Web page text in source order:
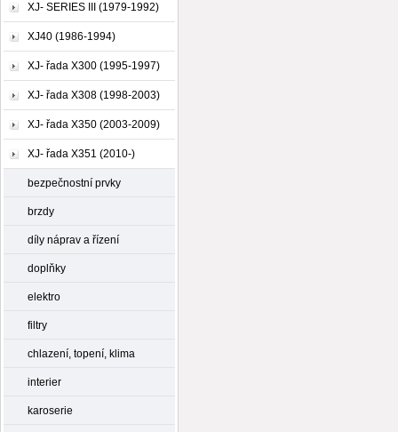
XJ- SERIES III (1979-1992)
XJ40 (1986-1994)
XJ- řada X300 (1995-1997)
XJ- řada X308 (1998-2003)
XJ- řada X350 (2003-2009)
XJ- řada X351 (2010-)
bezpečnostní prvky
brzdy
díly náprav a řízení
doplňky
elektro
filtry
chlazení, topení, klima
interier
karoserie